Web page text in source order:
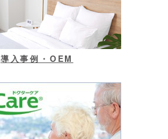
導入事例・OEM